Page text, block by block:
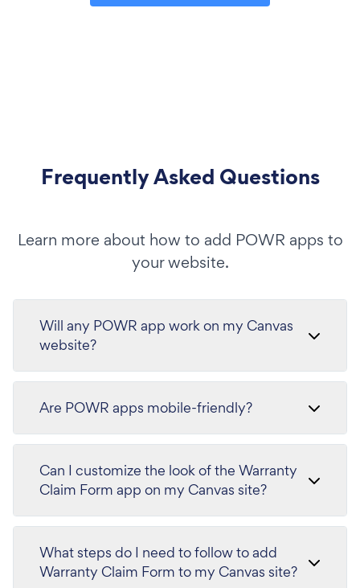
Frequently Asked Questions
Learn more about how to add POWR apps to
your website.
Will any POWR app work on my Canvas
website?
Are POWR apps mobile-friendly?
Can I customize the look of the Warranty
Claim Form app on my Canvas site?
What steps do I need to follow to add
Warranty Claim Form to my Canvas site?